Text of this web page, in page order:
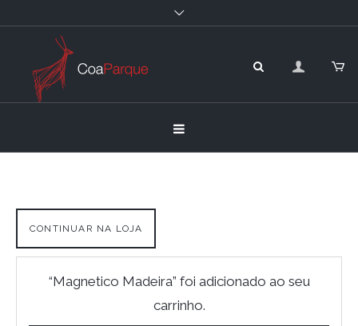
CONTINUAR NA LOJA
“Magnetico Madeira” foi adicionado ao seu
carrinho.